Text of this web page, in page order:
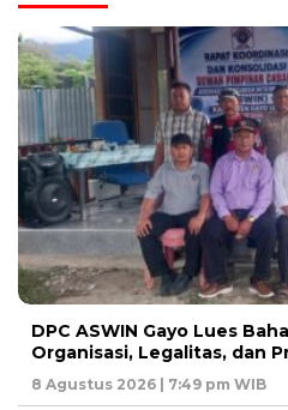
DPC ASWIN Gayo Lues
Organisasi, Legalitas, dan
8 Agustus 2026 | 7:49 pm WIB